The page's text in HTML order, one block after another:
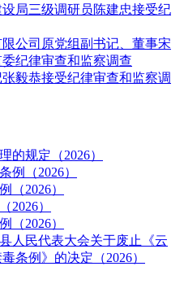
局三级调研员陈建忠接受纪
公司原党组副书记、董事宋
纪律审查和监察调查
毅恭接受纪律审查和监察调
的规定（2026）
例（2026）
（2026）
2026）
（2026）
人民代表大会关于废止《云
条例》的决定（2026）